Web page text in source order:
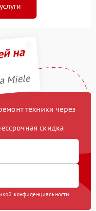
на
Miele
техники через
скидка
конфиденциальности